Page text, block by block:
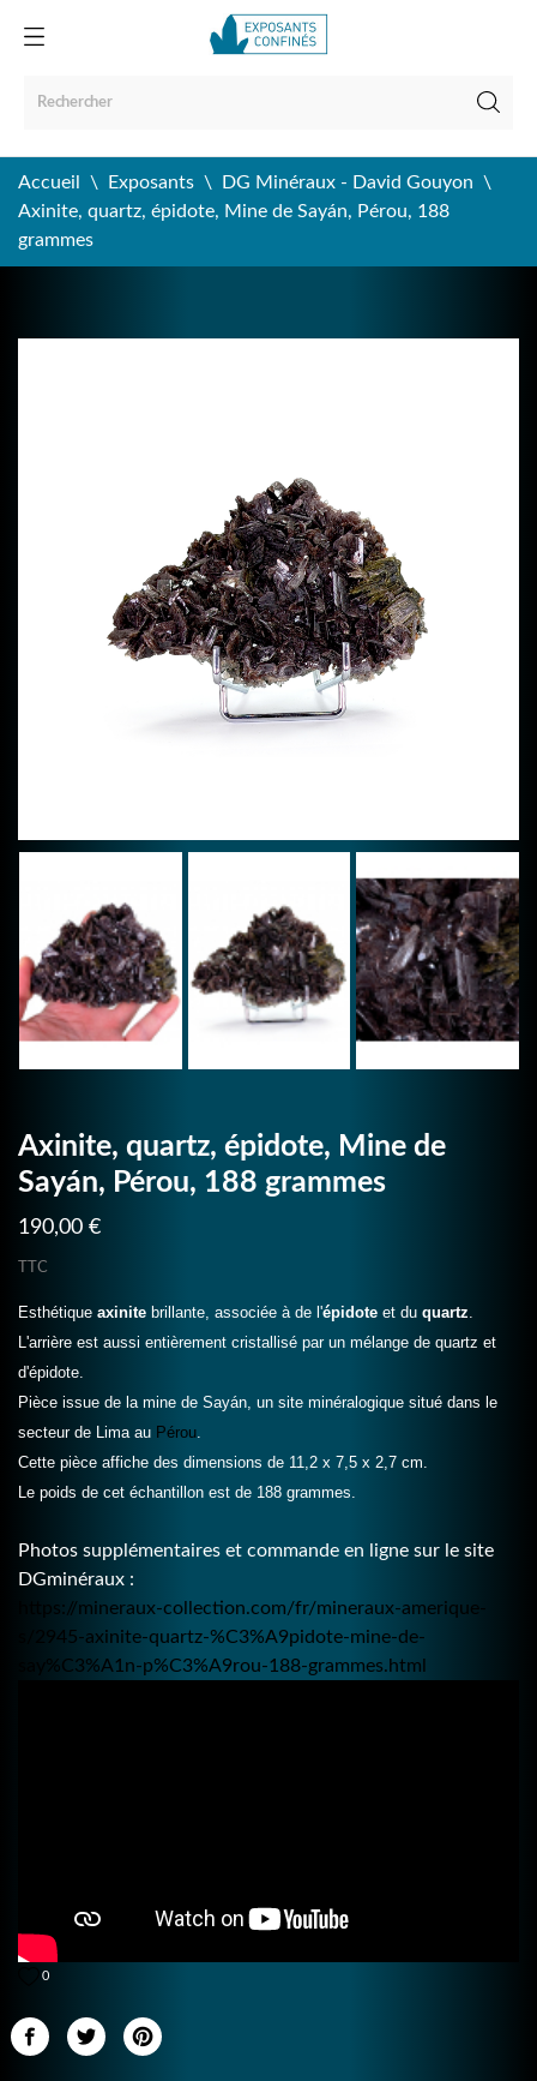
Accueil Exposants
DG Minéraux - David Gouyon
Axinite, quartz, épidote, Mine de Sayán, Pérou, 188
grammes
Axinite, quartz, épidote, Mine de
Sayán, Pérou, 188 grammes
190,00 €
TTC
Esthétique axinite brillante, associée à de l'épidote et du quartz
L'arrière est aussi entièrement cristallisé par un mélange de quartz et
d'épidote.
Pièce issue de la mine de Sayán, un site minéralogique situé dans le
secteur de Lima au Pérou
Cette pièce affiche des dimensions de 11,2 x 7,5 x 2,7 cm.
Le poids de cet échantillon est de 188 grammes.
Photos supplémentaires et commande en ligne sur le site
DGminéraux :
https://mineraux-collection.com/fr/mineraux-amerique-
s/2945-axinite-quartz-%C3%A9pidote-mine-de-
say%C3%A1n-p%C3%A9rou-188-grammes.html
0